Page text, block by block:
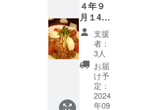
ウトで
も、店
内のす
べての
ことに
ご使用
いただ
けま
す。 い
４年９
月１4日
（土）
開催
バール
＝タラ
１５周
年記
念 ビ
リヤニ
支援
者：
3人
お届
け予
定：
2024
年09